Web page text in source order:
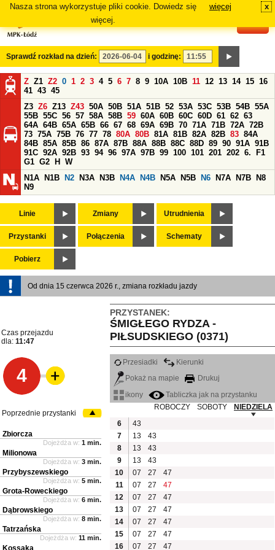
Nasza strona wykorzystuje pliki cookie. Dowiedz się
więcej.
więcej x
Sprawdź rozkład na dzień: i godzinę:
Z Z1 Z2 0 1 2 3 4 5 6 7 8 9 10A 10B 11 12 13 14 15 16
41 43 45
Z3 Z6 Z13 Z43 50A 50B 51A 51B 52 53A 53C 53B 54B 55A
55B 55C 56 57 58A 58B 59 60A 60B 60C 60D 61 62 63
64A 64B 65A 65B 66 67 68 69A 69B 70 71A 71B 72A 72B
73 75A 75B 76 77 78 80A 80B 81A 81B 82A 82B 83 84A
84B 85A 85B 86 87A 87B 88A 88B 88C 88D 89 90 91A 91B
91C 92A 92B 93 94 96 97A 97B 99 100 101 201 202 6.
F1
G1 G2 H
W
N1A
N1B N2 N3A N3B N4A N4B N5A N5B N6 N7A N7B
N8
N9
Linie Zmiany Utrudnienia
Przystanki Połączenia Schematy
Pobierz
Od dnia 15 czerwca 2026 r., zmiana rozkładu jazdy
PRZYSTANEK:
ŚMIGŁEGO RYDZA -
PIŁSUDSKIEGO (0371)
Czas przejazdu
dla: 11:47
4
Przesiadki
Kierunki
Pokaż na mapie
Drukuj
ikony
Tabliczka jak na przystanku
ROBOCZY
SOBOTY
NIEDZIELA
6
43
7
13
43
8
13
43
9
13
43
10
07 27
47
11
07 27
47
12
07 27
47
13
07 27
47
14
07 27
47
15
07 27
47
16
07 27 47
Poprzednie przystanki
Zbiorcza
Dojeżdża w: 1 min.
Milionowa
Dojeżdża w: 3 min.
Przybyszewskiego
Dojeżdża w: 5 min.
Grota-Roweckiego
Dojeżdża w: 6 min.
Dąbrowskiego
Dojeżdża w: 8 min.
Tatrzańska
Dojeżdża w: 11 min.
Kossaka